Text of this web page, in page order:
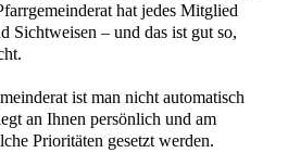
hat jedes Mitglied
Sichtweisen – und das ist gut so,
ist man nicht automatisch
an Ihnen persönlich und am
Prioritäten gesetzt werden.